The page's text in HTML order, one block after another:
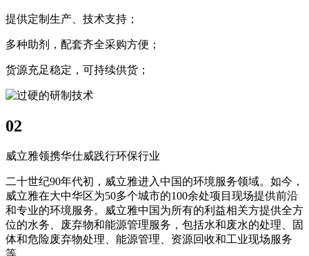
提供定制生产、技术支持；
多种助剂，配套齐全采购方便；
货源充足稳定，可持续供货；
02
威立雅领携华仕威践行环保行业
二十世纪90年代初，威立雅进入中国的环境服务领域。如今，
威立雅在大中华区为50多个城市的100余处项目现场提供前沿
和专业的环境服务。威立雅中国为所有的利益相关方提供全方
位的水务、废弃物和能源管理服务，包括水和废水的处理、固
体和危险废弃物处理、能源管理、资源回收和工业现场服务
等。